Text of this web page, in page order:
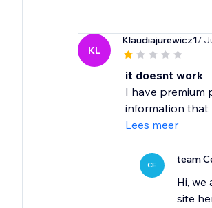
KL
Klaudiajurewicz1/
it doesnt work
I have premium
information that
Lees meer
CE team
Hi,
site